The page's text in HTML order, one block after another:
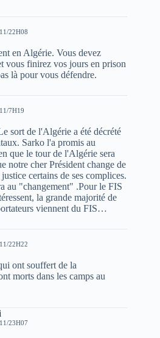
22H08
en Algérie. Vous devez
vous finirez vos jours en prison
là pour vous défendre.
7H19
sort de l'Algérie a été décrété
Sarko l'a promis au
que le tour de l'Algérie sera
notre cher Président change de
certains de ses complices.
au "changement" .Pour le FIS
la grande majorité de
viennent du FIS…
22H22
ont souffert de la
morts dans les camps au
23H07